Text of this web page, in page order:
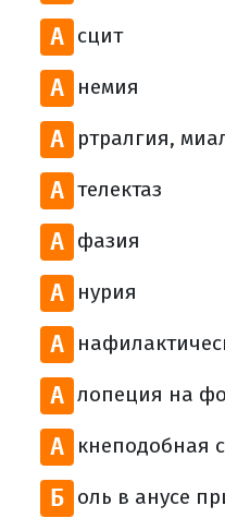
А сцит
А немия
А ртралгия,
А телектаз
А фазия
А нурия
А
А лопеция на
А кнеподобная
Б оль в анусе